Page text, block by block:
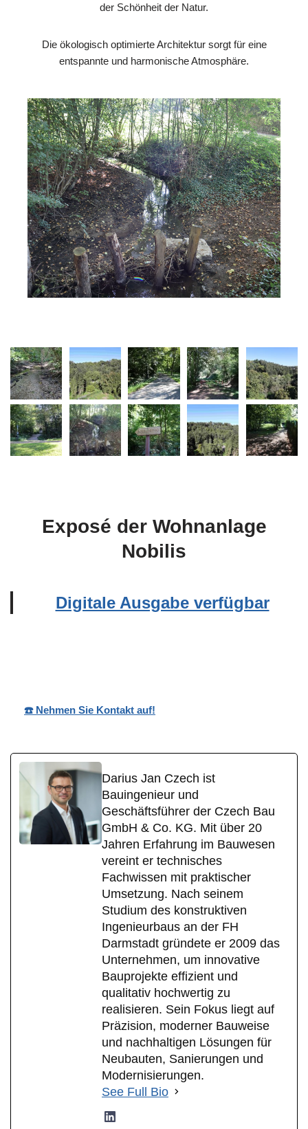
der Schönheit der Natur.
Die ökologisch optimierte Architektur sorgt für eine
entspannte und harmonische Atmosphäre.
Exposé der Wohnanlage
Nobilis
Digitale Ausgabe verfügbar
☎️ Nehmen Sie Kontakt auf!
Darius Jan Czech ist
Bauingenieur und
Geschäftsführer der Czech Bau
GmbH & Co. KG. Mit über 20
Jahren Erfahrung im Bauwesen
vereint er technisches
Fachwissen mit praktischer
Umsetzung. Nach seinem
Studium des konstruktiven
Ingenieurbaus an der FH
Darmstadt gründete er 2009 das
Unternehmen, um innovative
Bauprojekte effizient und
qualitativ hochwertig zu
realisieren. Sein Fokus liegt auf
Präzision, moderner Bauweise
und nachhaltigen Lösungen für
Neubauten, Sanierungen und
Modernisierungen.
See Full Bio